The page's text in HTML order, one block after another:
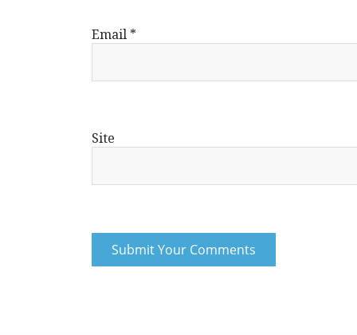
Email *
Site